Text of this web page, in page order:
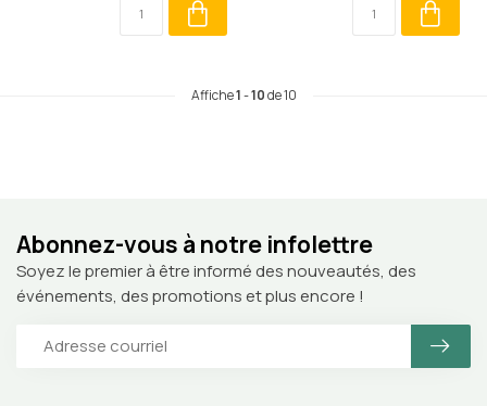
Affiche1-10de 10
Abonnez-vous à notre infolettre
Soyez le premier à être informé des nouveautés, des
événements, des promotions et plus encore !